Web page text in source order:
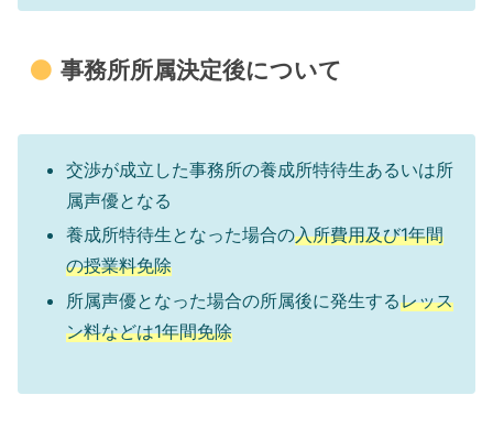
事務所所属決定後について
交渉が成立した事務所の養成所特待生あるいは所
属声優となる
養成所特待生となった場合の入所費用及び1年間
の授業料免除
所属声優となった場合の所属後に発生するレッス
ン料などは1年間免除